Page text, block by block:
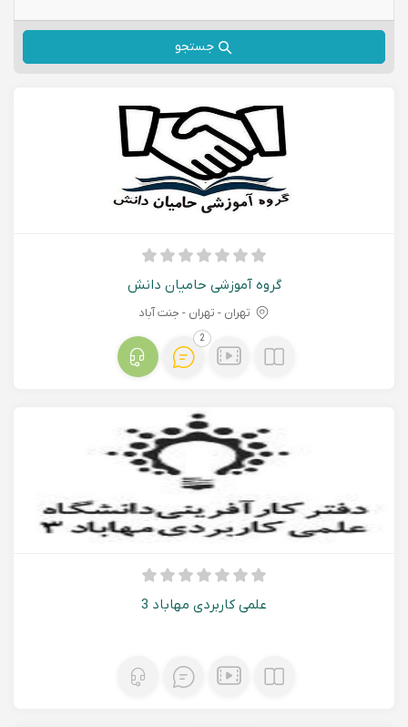
جستجو
گروه آموزشی حامیان دانش
تهران - تهران - جنت آباد
2
علمی کاربردی مهاباد 3